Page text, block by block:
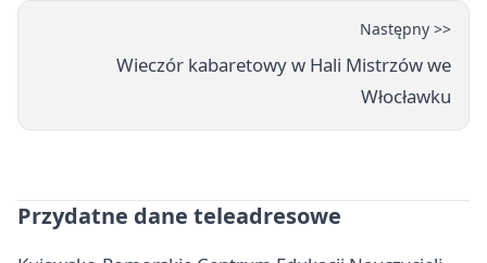
Następny >>
Wieczór kabaretowy w Hali Mistrzów we
Włocławku
Przydatne dane teleadresowe